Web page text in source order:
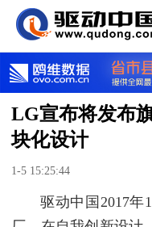
LG宣布将发布
块化设计
1-5 15:25:44
驱动中国2017年